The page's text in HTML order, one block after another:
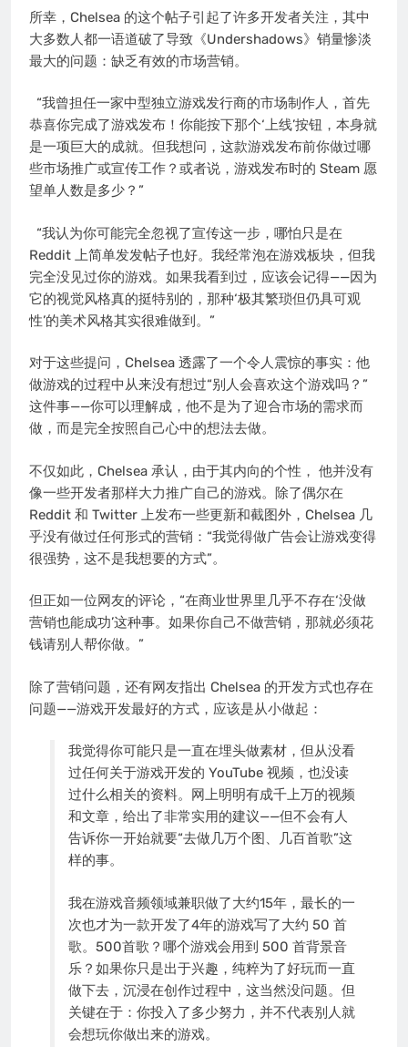
所幸，Chelsea 的这个帖子引起了许多开发者关注，其中
大多数人都一语道破了导致《Undershadows》销量惨淡
最大的问题：缺乏有效的市场营销。
“我曾担任一家中型独立游戏发行商的市场制作人，首先
恭喜你完成了游戏发布！你能按下那个‘上线’按钮，本身就
是一项巨大的成就。但我想问，这款游戏发布前你做过哪
些市场推广或宣传工作？或者说，游戏发布时的 Steam 愿
望单人数是多少？”
“我认为你可能完全忽视了宣传这一步，哪怕只是在
Reddit 上简单发发帖子也好。我经常泡在游戏板块，但我
完全没见过你的游戏。如果我看到过，应该会记得——因为
它的视觉风格真的挺特别的，那种‘极其繁琐但仍具可观
性’的美术风格其实很难做到。”
对于这些提问，Chelsea 透露了一个令人震惊的事实：他
做游戏的过程中从来没有想过“别人会喜欢这个游戏吗？”
这件事——你可以理解成，他不是为了迎合市场的需求而
做，而是完全按照自己心中的想法去做。
不仅如此，Chelsea 承认，由于其内向的个性， 他并没有
像一些开发者那样大力推广自己的游戏。除了偶尔在
Reddit 和 Twitter 上发布一些更新和截图外，Chelsea 几
乎没有做过任何形式的营销：“我觉得做广告会让游戏变得
很强势，这不是我想要的方式”。
但正如一位网友的评论，“在商业世界里几乎不存在‘没做
营销也能成功’这种事。如果你自己不做营销，那就必须花
钱请别人帮你做。”
除了营销问题，还有网友指出 Chelsea 的开发方式也存在
问题——游戏开发最好的方式，应该是从小做起：
我觉得你可能只是一直在埋头做素材，但从没看
过任何关于游戏开发的 YouTube 视频，也没读
过什么相关的资料。网上明明有成千上万的视频
和文章，给出了非常实用的建议——但不会有人
告诉你一开始就要“去做几万个图、几百首歌”这
样的事。
我在游戏音频领域兼职做了大约15年，最长的一
次也才为一款开发了4年的游戏写了大约 50 首
歌。500首歌？哪个游戏会用到 500 首背景音
乐？如果你只是出于兴趣，纯粹为了好玩而一直
做下去，沉浸在创作过程中，这当然没问题。但
关键在于：你投入了多少努力，并不代表别人就
会想玩你做出来的游戏。